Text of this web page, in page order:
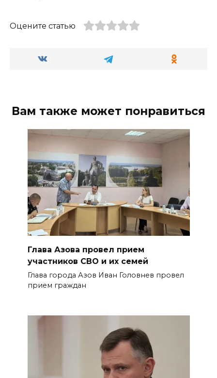
Оцените статью
Вам также может понравиться
Глава Азова провел прием
участников СВО и их семей
Глава города Азов Иван Головнев провел
прием граждан